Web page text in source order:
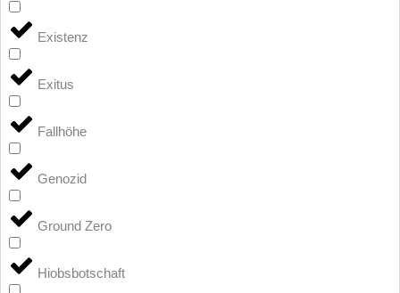
Existenz
Exitus
Fallhöhe
Genozid
Ground Zero
Hiobsbotschaft